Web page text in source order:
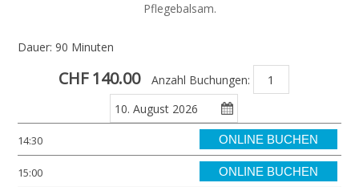
Pflegebalsam.
Dauer: 90 Minuten
CHF 140.00 Anzahl Buchungen:
14:30 ONLINE BUCHEN
15:00 ONLINE BUCHEN